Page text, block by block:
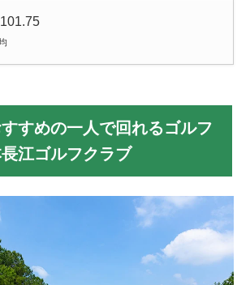
101.75
すめの一人で回れるゴルフ
江ゴルフクラブ